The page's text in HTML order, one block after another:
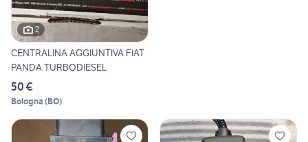
2
CENTRALINA AGGIUNTIVA FIAT
PANDA TURBODIESEL
50 €
Bologna (BO)